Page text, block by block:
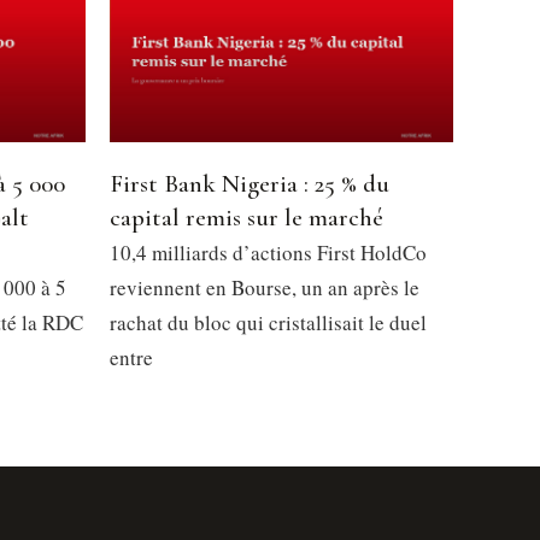
5 000
à 5
la RDC
First Bank Nigeria : 25 % du
capital remis sur le marché
10,4 milliards d’actions First HoldCo
reviennent en Bourse, un an après le
rachat du bloc qui cristallisait le duel
entre